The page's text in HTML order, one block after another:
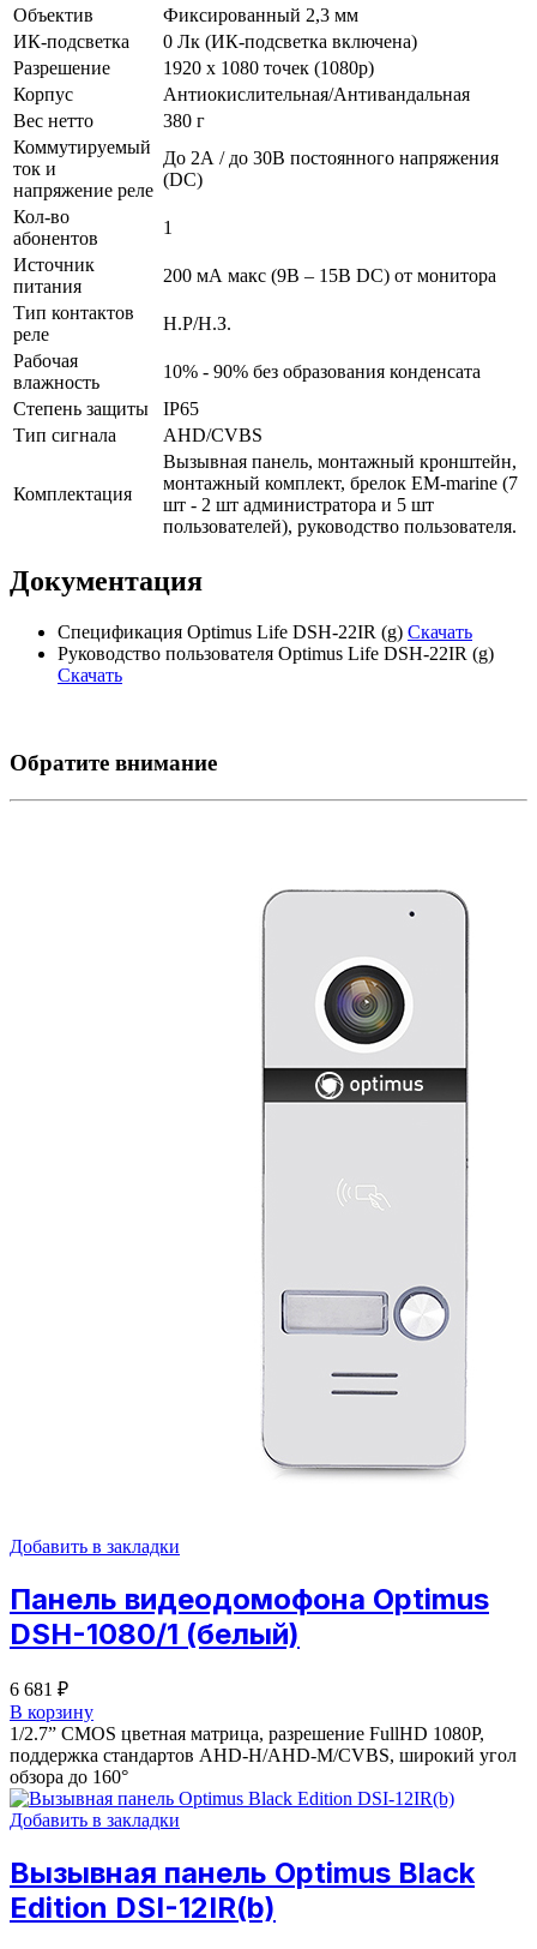
Объектив
Фиксированный 2,3 мм
ИК-подсветка
0 Лк (ИК-подсветка включена)
Разрешение
1920 х 1080 точек (1080p)
Корпус
Антиокислительная/Антивандальная
Вес нетто
380 г
Коммутируемый
ток и
напряжение реле
До 2А / до 30В постоянного напряжения
(DC)
Кол-во
абонентов
1
Источник
питания
200 мА макс (9В – 15В DC) от монитора
Тип контактов
реле
Н.Р/Н.З.
Рабочая
влажность
10% - 90% без образования конденсата
Степень защиты
IP65
Тип сигнала
AHD/CVBS
Комплектация
Вызывная панель, монтажный кронштейн,
монтажный комплект, брелок EM-marine (7
шт - 2 шт администратора и 5 шт
пользователей), руководство пользователя.
Документация
Спецификация Optimus Life DSH-22IR (g) Скачать
Руководство пользователя Optimus Life DSH-22IR (g)
Скачать
Обратите внимание
Добавить в закладки
Панель видеодомофона Optimus
DSH-1080/1 (белый)
6 681 ₽
В корзину
1/2.7” CMOS цветная матрица, разрешение FullHD 1080Р,
поддержка стандартов AHD-H/AHD-M/CVBS, широкий угол
обзора до 160°
Добавить в закладки
Вызывная панель Optimus Black
Edition DSI-12IR(b)